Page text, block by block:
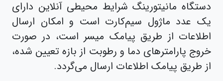
دستگاه مانیتورینگ شرایط محیطی آنلاین دارای
یک عدد ماژول سیم‌کارت است و امکان ارسال
اطلاعات از طریق پیامک میسر است، در صورت
خروج پارامترهای دما و رطوبت از بازه تعیین شده،
از طریق پیامک اطلاعات ارسال می‌گردد.